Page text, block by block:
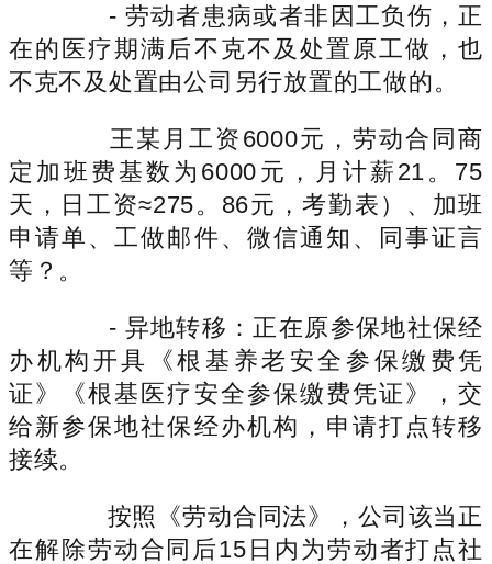
- 劳动者患病或者非因工负伤，正
在的医疗期满后不克不及处置原工做，也
不克不及处置由公司另行放置的工做的。
王某月工资6000元，劳动合同商
定加班费基数为6000元，月计薪21。75
天，日工资≈275。86元，考勤表）、加班
申请单、工做邮件、微信通知、同事证言
等？。
- 异地转移：正在原参保地社保经
办机构开具《根基养老安全参保缴费凭
证》《根基医疗安全参保缴费凭证》，交
给新参保地社保经办机构，申请打点转移
接续。
按照《劳动合同法》，公司该当正
在解除劳动合同后15日内为劳动者打点社